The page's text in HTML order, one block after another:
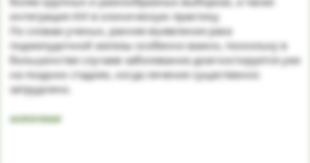
интеграция ИИ в клиническую практику.
По словам ученых, раннее выявление рака
поджелудочной железы особенно важно, поскольку в
большинстве случаев заболевание диагностируется уже
на поздних стадиях, когда лечение существенно
затруднено.
источник